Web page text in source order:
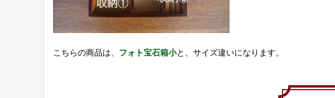
こちらの商品は、 フォト宝石箱小と、サイズ違いになります。